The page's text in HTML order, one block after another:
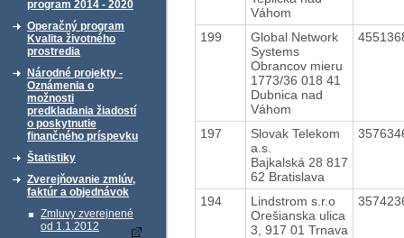
program 2014 - 2020
Operačný program
Kvalita životného
prostredia
Národné projekty -
Oznámenia o
možnosti
predkladania žiadostí
o poskytnutie
finančného príspevku
Štatistiky
Zverejňovanie zmlúv,
faktúr a objednávok
Zmluvy zverejnené
od 1.1.2012
Váhom
199
Global Network
Systems
Obrancov mieru
1773/36 018 41
Dubnica nad
Váhom
197
Slovak Telekom
a.s.
Bajkalská 28 817
62 Bratislava
194
Lindstrom s.r.o
Orešianska ulica
3, 917 01 Trnava